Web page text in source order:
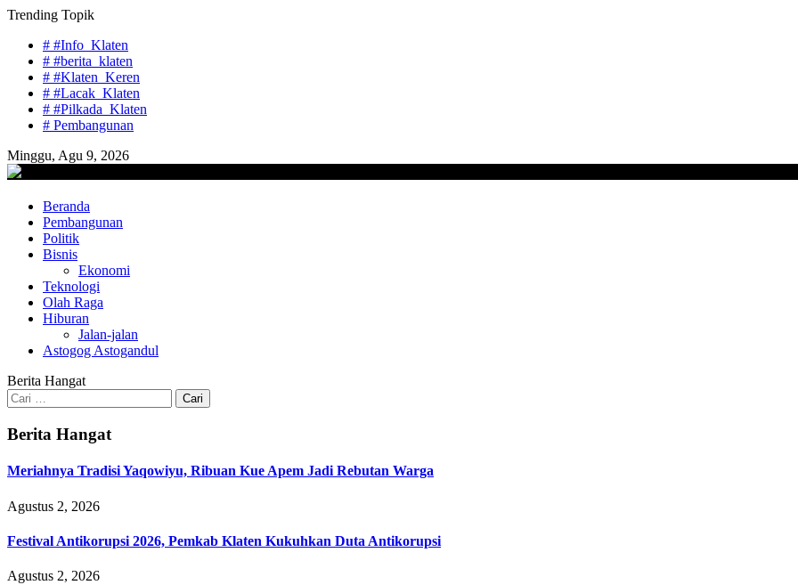
Skip
content
Trending Topik
# #Info_Klaten
# #berita_klaten
# #Klaten_Keren
# #Lacak_Klaten
# #Pilkada_Klaten
# Pembangunan
Minggu, Agu 9, 2026
lacaknews.com
Lacak Gaya Baru
Beranda
Pembangunan
Politik
Bisnis
Ekonomi
Teknologi
Olah Raga
Hiburan
Jalan-jalan
Astogog Astogandul
Berita Hangat
Cari
untuk:
Berita Hangat
Meriahnya Tradisi Yaqowiyu, Ribuan Kue Apem Jadi Rebutan Warga
Agustus 2, 2026
Festival Antikorupsi 2026, Pemkab Klaten Kukuhkan Duta Antikorupsi
Agustus 2, 2026